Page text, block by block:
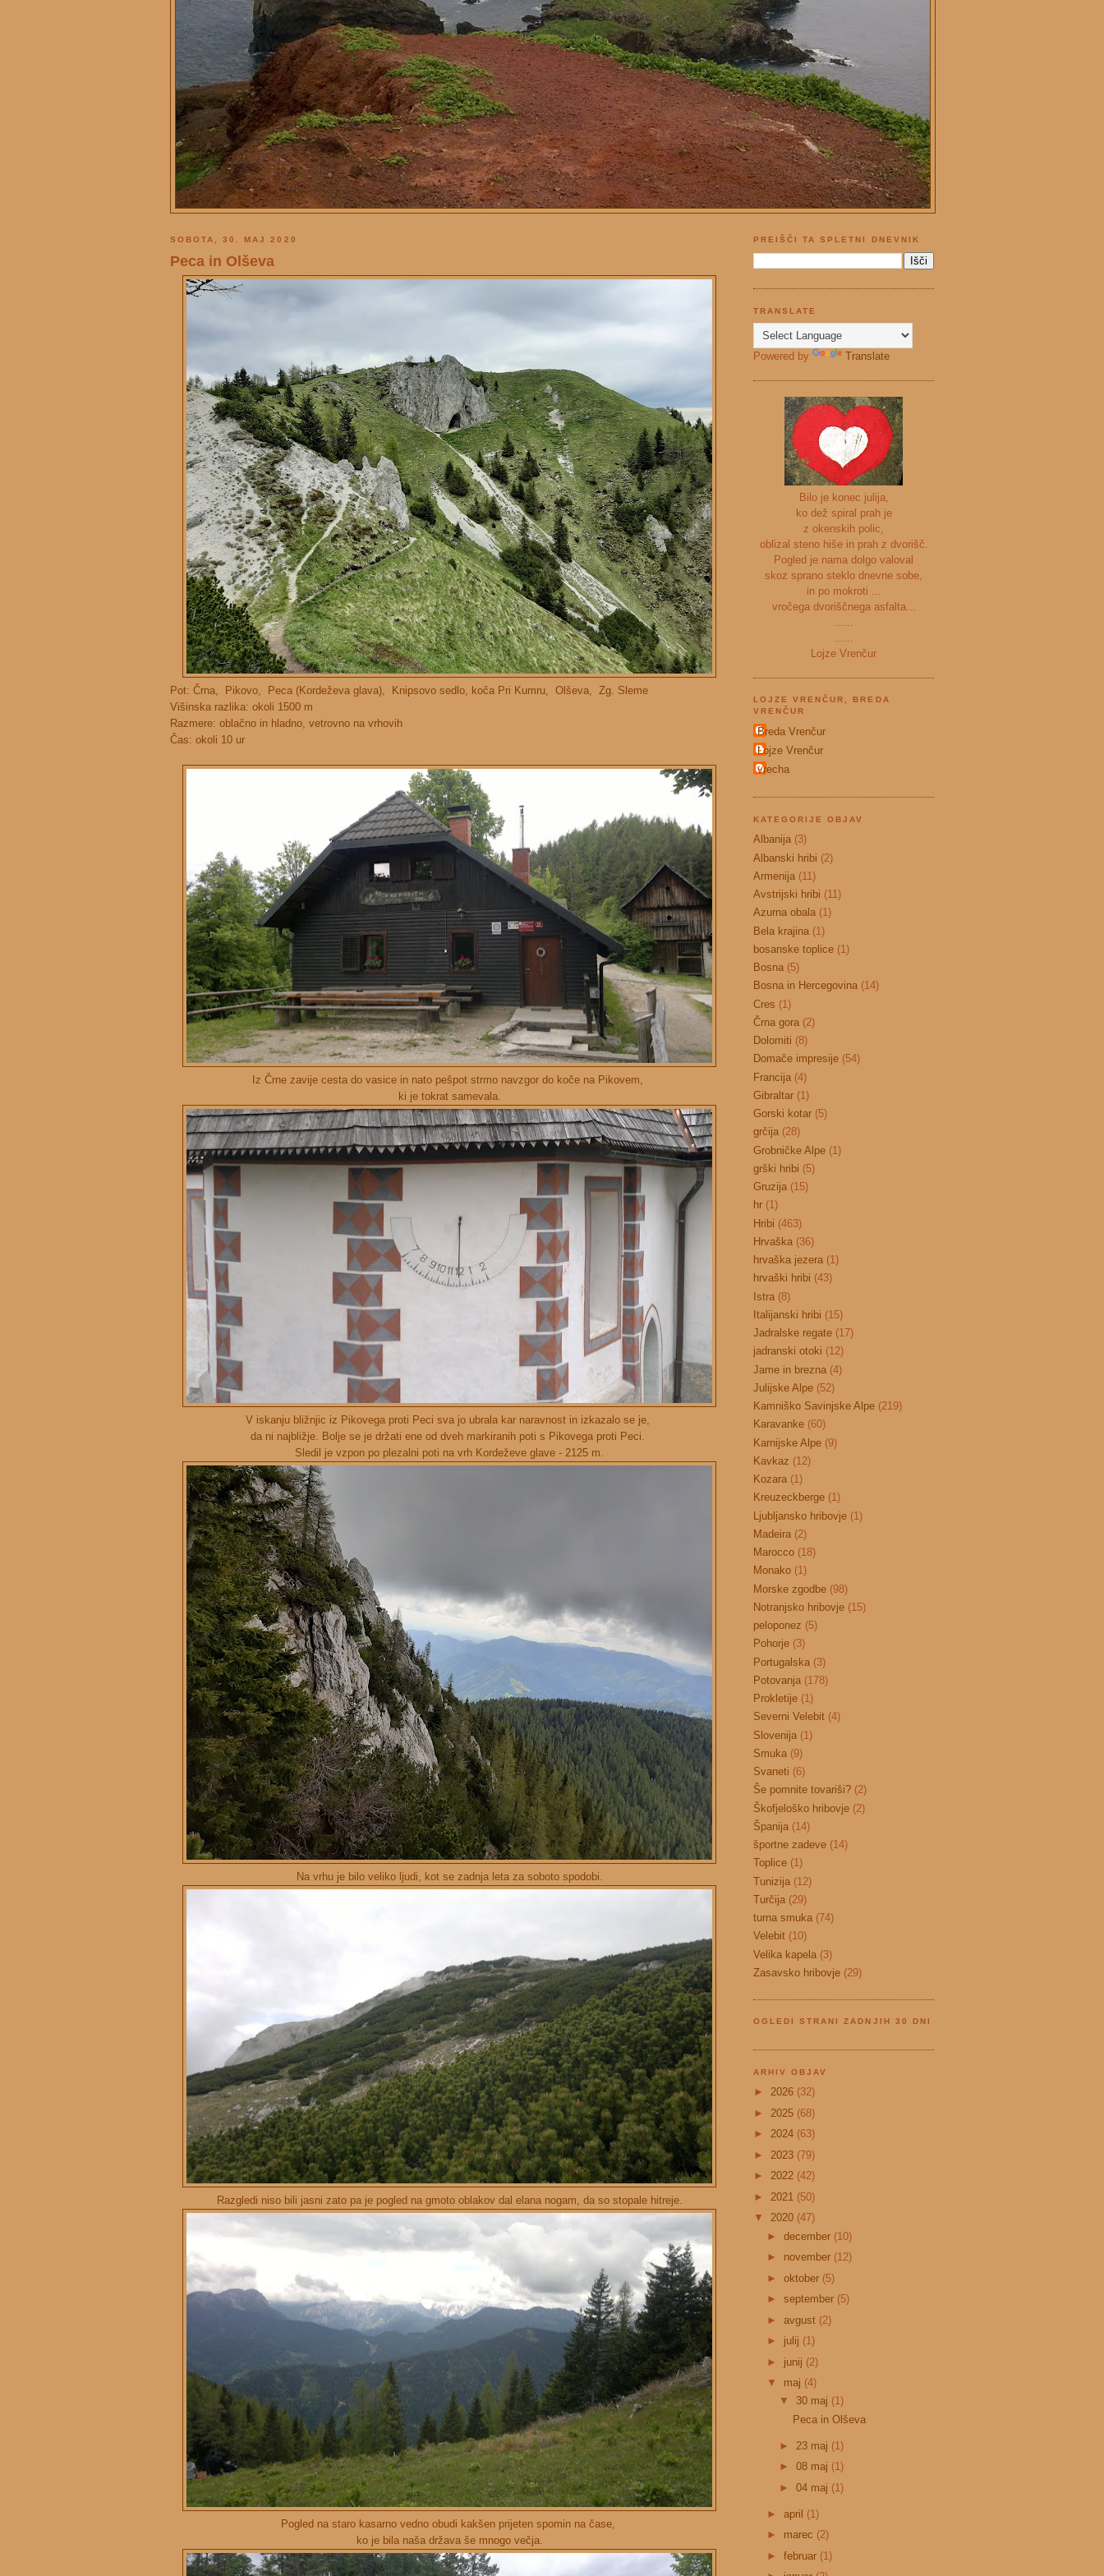
SOBOTA, 30. MAJ 2020
Peca in Olševa
Pot: Črna, Pikovo, Peca (Kordeževa glava), Knipsovo sedlo, koča Pri Kumru, Olševa, Zg. Sleme
Višinska razlika: okoli 1500 m
Razmere: oblačno in hladno, vetrovno na vrhovih
Čas: okoli 10 ur
Iz Črne zavije cesta do vasice in nato pešpot strmo navzgor do koče na Pikovem,
ki je tokrat samevala.
V iskanju bližnjic iz Pikovega proti Peci sva jo ubrala kar naravnost in izkazalo se je,
da ni najbližje. Bolje se je držati ene od dveh markiranih poti s Pikovega proti Peci.
Sledil je vzpon po plezalni poti na vrh Kordeževe glave - 2125 m.
Na vrhu je bilo veliko ljudi, kot se zadnja leta za soboto spodobi.
Razgledi niso bili jasni zato pa je pogled na gmoto oblakov dal elana nogam, da so stopale hitreje.
Pogled na staro kasarno vedno obudi kakšen prijeten spomin na čase,
ko je bila naša država še mnogo večja.
PREIŠČI TA SPLETNI DNEVNIK
TRANSLATE
Powered by Translate
Bilo je konec julija,
ko dež spiral prah je
z okenskih polic,
oblizal steno hiše in prah z dvorišč.
Pogled je nama dolgo valoval
skoz sprano steklo dnevne sobe,
in po mokroti ...
vročega dvoriščnega asfalta...
......
......
Lojze Vrenčur
LOJZE VRENČUR, BREDA
VRENČUR
Breda Vrenčur
Lojze Vrenčur
vrecha
KATEGORIJE OBJAV
Albanija (3)
Albanski hribi (2)
Armenija (11)
Avstrijski hribi (11)
Azurna obala (1)
Bela krajina (1)
bosanske toplice (1)
Bosna (5)
Bosna in Hercegovina (14)
Cres (1)
Črna gora (2)
Dolomiti (8)
Domače impresije (54)
Francija (4)
Gibraltar (1)
Gorski kotar (5)
grčija (28)
Grobničke Alpe (1)
grški hribi (5)
Gruzija (15)
hr (1)
Hribi (463)
Hrvaška (36)
hrvaška jezera (1)
hrvaški hribi (43)
Istra (8)
Italijanski hribi (15)
Jadralske regate (17)
jadranski otoki (12)
Jame in brezna (4)
Julijske Alpe (52)
Kamniško Savinjske Alpe (219)
Karavanke (60)
Karnijske Alpe (9)
Kavkaz (12)
Kozara (1)
Kreuzeckberge (1)
Ljubljansko hribovje (1)
Madeira (2)
Marocco (18)
Monako (1)
Morske zgodbe (98)
Notranjsko hribovje (15)
peloponez (5)
Pohorje (3)
Portugalska (3)
Potovanja (178)
Prokletije (1)
Severni Velebit (4)
Slovenija (1)
Smuka (9)
Svaneti (6)
Še pomnite tovariši? (2)
Škofjeloško hribovje (2)
Španija (14)
športne zadeve (14)
Toplice (1)
Tunizija (12)
Turčija (29)
turna smuka (74)
Velebit (10)
Velika kapela (3)
Zasavsko hribovje (29)
OGLEDI STRANI ZADNJIH 30 DNI
ARHIV OBJAV
► 2026 (32)
► 2025 (68)
► 2024 (63)
► 2023 (79)
► 2022 (42)
► 2021 (50)
▼ 2020 (47)
► december (10)
► november (12)
► oktober (5)
► september (5)
► avgust (2)
► julij (1)
► junij (2)
▼ maj (4)
▼ 30 maj (1)
Peca in Olševa
► 23 maj (1)
►08 maj (1)
►04 maj (1)
► april (1)
► marec (2)
► februar (1)